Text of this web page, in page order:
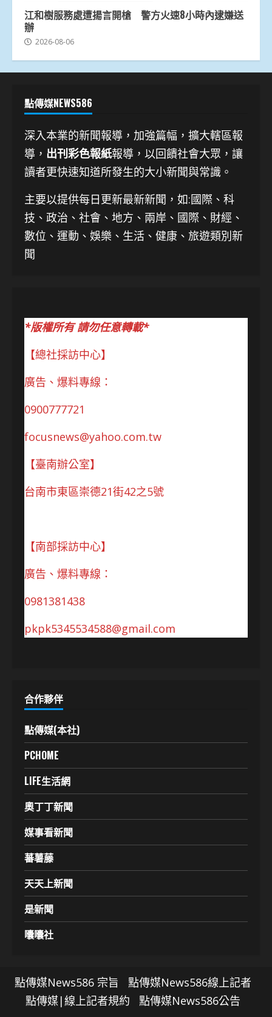
江和樹服務處遭揚言開槍 警方火速8小時內逮嫌送
辦
2026-08-06
點傳媒NEWS586
深入本業的新聞報導，加強篇幅，擴大轄區報
導， 出刊彩色報紙報導，以回饋社會大眾，讓
讀者更快速知道所發生的大小新聞與常識。
主要以提供每日更新最新新聞 ，如:國際、科
技、 政治、社會、地方、兩岸、國際、財經、
數位、運動、娛樂、生活、健康、旅遊類別新
聞
*版權所有 請勿任意轉載*
【總社採訪中心】
廣告、爆料專線：
0900777721
focusnews@yahoo.com.tw
【臺南辦公室】
台南市東區崇德21街42之5號
【南部採訪中心】
廣告、爆料專線：
0981381438
pkpk5345534588@gmail.com
合作夥伴
點傳媒(本社)
PCHOME
LIFE生活網
奧丁丁新聞
媒事看新聞
蕃薯藤
天天上新聞
是新聞
囔囔社
點傳媒News586 宗旨
點傳媒News586線上記者
點傳媒|線上記者規約
點傳媒News586公告